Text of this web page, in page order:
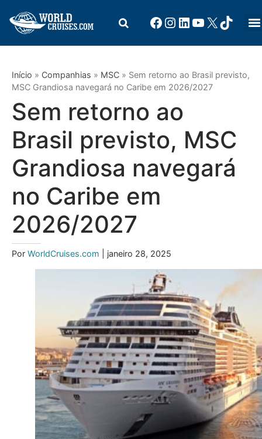
Início » Companhias » MSC » Sem retorno ao Brasil previsto,
MSC Grandiosa navegará no Caribe em 2026/2027
Sem retorno ao
Brasil previsto, MSC
Grandiosa navegará
no Caribe em
2026/2027
Por WorldCruises.com | janeiro 28, 2025